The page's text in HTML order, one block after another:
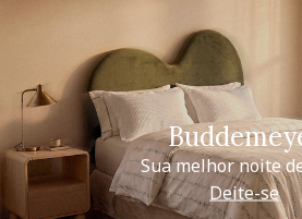
Sua melhor noite
Deite-se